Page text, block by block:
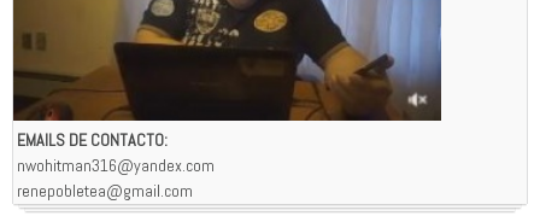
EMAILS DE CONTACTO:
nwohitman316@yandex.com
renepobletea@gmail.com